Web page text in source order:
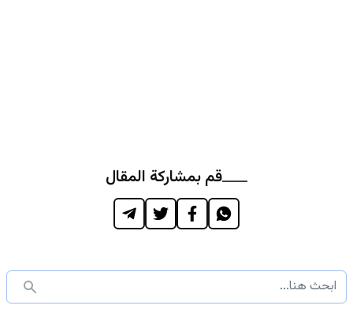
قم بمشاركة المقال